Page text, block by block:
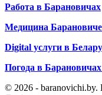
Работа в Барановичах
Медицина
Digital услуги в
Погода в
© 2026 -